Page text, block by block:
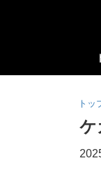
トッ
ケ